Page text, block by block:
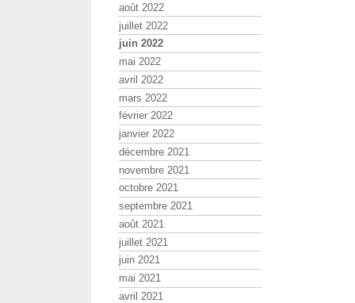
août 2022
juillet 2022
juin 2022
mai 2022
avril 2022
mars 2022
février 2022
janvier 2022
décembre 2021
novembre 2021
octobre 2021
septembre 2021
août 2021
juillet 2021
juin 2021
mai 2021
avril 2021